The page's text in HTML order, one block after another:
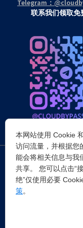
Telegram：
联系我们领取免
突破所有反Anti-bot机器
证，WAF，CC防护和
包括接口地址、请求参数
会出现不稳定的情况，
本网站使用 Cookie
访问流量，并根据您
能会将相关信息与我
共享。 您可以点击“
绝”仅使用必要
策。